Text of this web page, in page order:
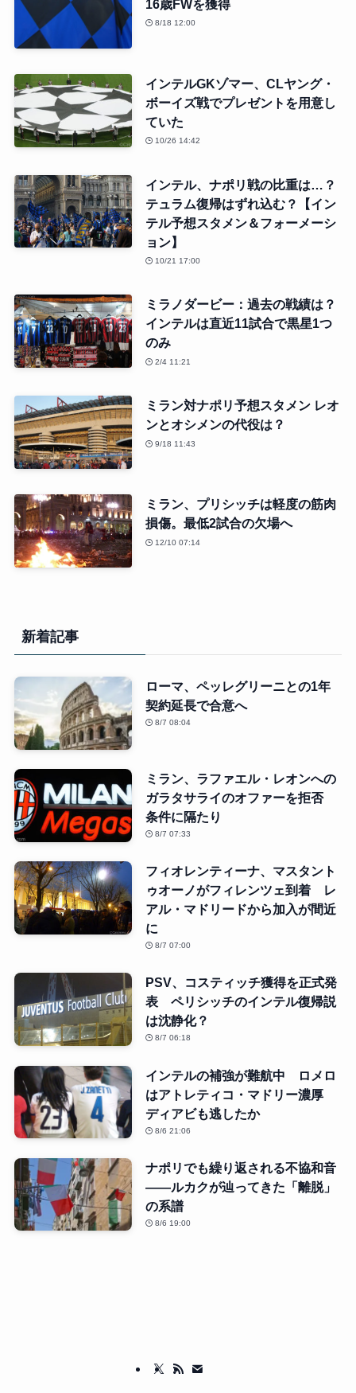
16歳FWを獲得
8/18 12:00
インテルGKゾマー、CLヤング・
ボーイズ戦でプレゼントを用意し
ていた
10/26 14:42
インテル、ナポリ戦の比重は…？
テュラム復帰はずれ込む？【イン
テル予想スタメン＆フォーメーシ
ョン】
10/21 17:00
ミラノダービー：過去の戦績は？
インテルは直近11試合で黒星1つ
のみ
2/4 11:21
ミラン対ナポリ予想スタメン レオ
ンとオシメンの代役は？
9/18 11:43
ミラン、プリシッチは軽度の筋肉
損傷。最低2試合の欠場へ
12/10 07:14
新着記事
ローマ、ペッレグリーニとの1年
契約延長で合意へ
8/7 08:04
ミラン、ラファエル・レオンへの
ガラタサライのオファーを拒否
条件に隔たり
8/7 07:33
フィオレンティーナ、マスタント
ゥオーノがフィレンツェ到着 レ
アル・マドリードから加入が間近
に
8/7 07:00
PSV、コスティッチ獲得を正式発
表 ペリシッチのインテル復帰説
は沈静化？
8/7 06:18
インテルの補強が難航中 ロメロ
はアトレティコ・マドリー濃厚
ディアビも逃したか
8/6 21:06
ナポリでも繰り返される不協和音
――ルカクが辿ってきた「離脱」
の系譜
8/6 19:00